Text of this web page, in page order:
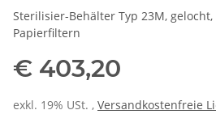
Sterilisier-Behälter Typ 23M,
Papierfiltern
€ 403,20
exkl. 19% USt. , Versandkostenfreie